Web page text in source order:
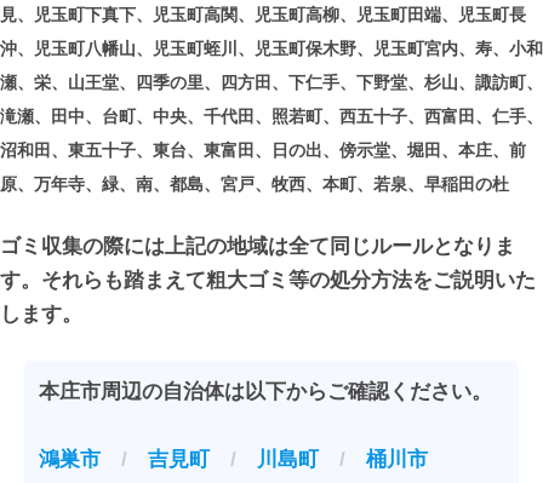
見、児玉町下真下、児玉町高関、児玉町高柳、児玉町田端、児玉町長
沖、児玉町八幡山、児玉町蛭川、児玉町保木野、児玉町宮内、寿、小和
瀬、栄、山王堂、四季の里、四方田、下仁手、下野堂、杉山、諏訪町、
滝瀬、田中、台町、中央、千代田、照若町、西五十子、西富田、仁手、
沼和田、東五十子、東台、東富田、日の出、傍示堂、堀田、本庄、前
原、万年寺、緑、南、都島、宮戸、牧西、本町、若泉、早稲田の杜
ゴミ収集の際には上記の地域は全て同じルールとなりま
す。それらも踏まえて粗大ゴミ等の処分方法をご説明いた
します。
本庄市周辺の自治体は以下からご確認ください。
鴻巣市 / 吉見町 / 川島町 / 桶川市